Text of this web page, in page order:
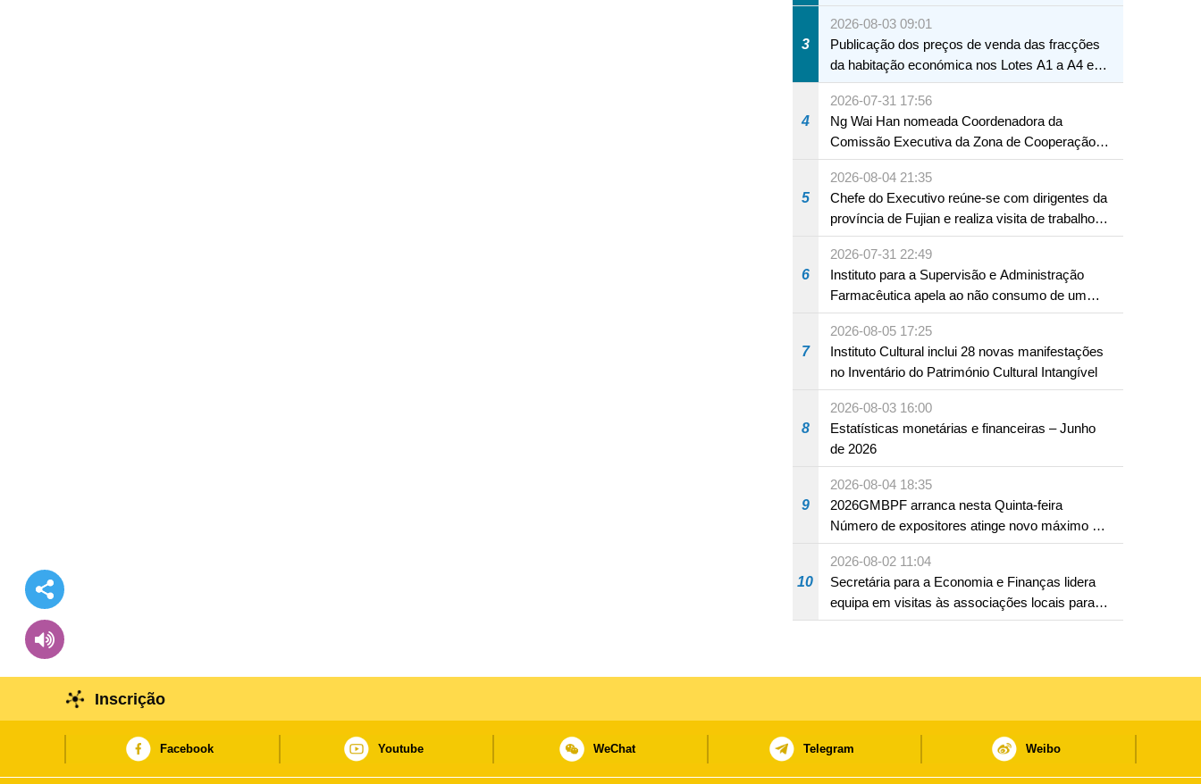
Macau
3
2026-08-03 09:01
Publicação dos preços de venda das fracções
da habitação económica nos Lotes A1 a A4 e
A12 da Zona A dos Novos Aterros
4
2026-07-31 17:56
Ng Wai Han nomeada Coordenadora da
Comissão Executiva da Zona de Cooperação
Aprofundada entre Guangdong e Macau em
Hengqin
5
2026-08-04 21:35
Chefe do Executivo reúne-se com dirigentes da
província de Fujian e realiza visita de trabalho
em Fuzhou
6
2026-07-31 22:49
Instituto para a Supervisão e Administração
Farmacêutica apela ao não consumo de um
produto com substâncias medicamentosas
ocidentais
7
2026-08-05 17:25
Instituto Cultural inclui 28 novas manifestações
no Inventário do Património Cultural Intangível
8
2026-08-03 16:00
Estatísticas monetárias e financeiras – Junho
de 2026
9
2026-08-04 18:35
2026GMBPF arranca nesta Quinta-feira
Número de expositores atinge novo máximo em
18 anos
10
2026-08-02 11:04
Secretária para a Economia e Finanças lidera
equipa em visitas às associações locais para
consolidar consensos e promover os trabalhos
Inscrição
Facebook Youtube WeChat Telegram Weibo